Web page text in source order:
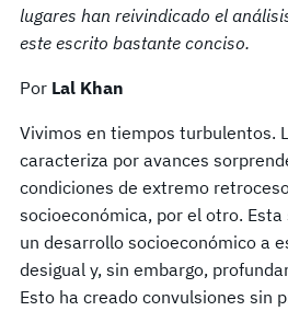
lugares han reivindicado el
este escrito bastante conciso.
Por Lal Khan
Vivimos en tiempos turbulentos.
caracteriza por avances
condiciones de extremo
socioeconómica, por el otro.
un desarrollo socioeconómico a
desigual y, sin embargo,
Esto ha creado convulsiones sin